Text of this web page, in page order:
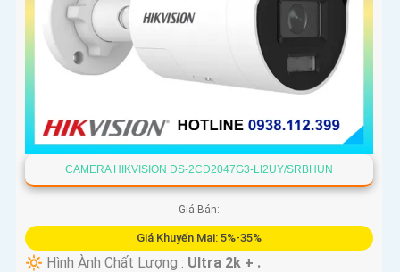
CAMERA HIKVISION DS-2CD2047G3-LI2UY/SRBHUN
Giá Bán:
Giá Khuyến Mại: 5%-35%
🔆 Hình Ành Chất Lượng : Ultra 2k + .